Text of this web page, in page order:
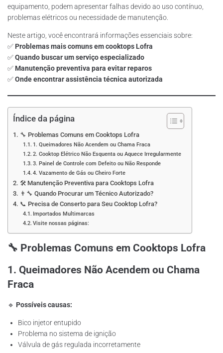
equipamento, podem apresentar falhas devido ao uso contínuo,
problemas elétricos ou necessidade de manutenção.
Neste artigo, você encontrará informações essenciais sobre:
✅ Problemas mais comuns em cooktops Lofra
✅Quando buscar um serviço especializado
✅ Manutenção preventiva para evitar reparos
✅Onde encontrar assistência técnica autorizada
Índice da página
🔧 Problemas Comuns em Cooktops Lofra
1. Queimadores Não Acendem ou Chama Fraca
2. Cooktop Elétrico Não Esquenta ou Aquece Irregularmente
3. Painel de Controle com Defeito ou Não Responde
4. Vazamento de Gás ou Cheiro Forte
🛠️ Manutenção Preventiva para Cooktops Lofra
👨‍🔧 Quando Procurar um Técnico Autorizado?
📞 Precisa de Conserto para Seu Cooktop Lofra?
Importados Multimarcas
Visite nossas páginas:
🔧 Problemas Comuns em Cooktops Lofra
1. Queimadores Não Acendem ou Chama
Fraca
🔹 Possíveis causas:
Bico injetor entupido
Problema no sistema de ignição
Válvula de gás regulada incorretamente